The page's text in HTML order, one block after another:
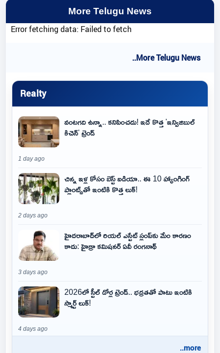
More Telugu News
Error fetching data: Failed to fetch
..More Telugu News
Realty
వంటగది ఉన్నా.. కనిపించదు! ఇదే కొత్త 'ఇన్విజిబుల్
కిచెన్' ట్రెండ్
1 day ago
చిన్న ఇళ్ల కోసం బెస్ట్ ఐడియా.. ఈ 10 హ్యాంగింగ్
ప్లాంట్స్‌తో ఇంటికి కొత్త లుక్!
2 days ago
హైదరాబాద్‌లో రియల్ ఎస్టేట్ స్లంప్‌కు మేం కారణం
కాదు: హైడ్రా కమిషనర్ ఏవీ రంగనాథ్
3 days ago
2026లో స్టీల్ డోర్ల ట్రెండ్.. భద్రతతో పాటు ఇంటికి
స్మార్ట్ లుక్!
4 days ago
..more